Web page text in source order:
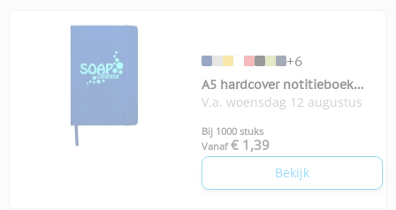
+6
A5 hardcover notitieboek
Spectrum
V.a. woensdag 12 augustus
Bij 1000 stuks
Vanaf € 1,39
Bekijk